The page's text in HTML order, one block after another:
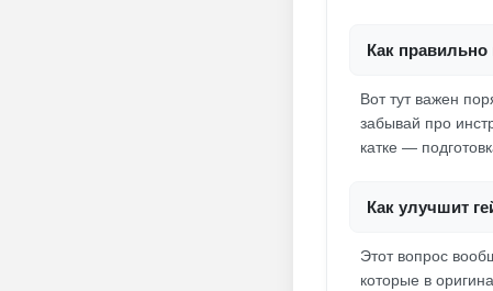
Как правильно
Вот тут важен
забывай про
катке —
Как улучшит
Этот вопрос
которые в